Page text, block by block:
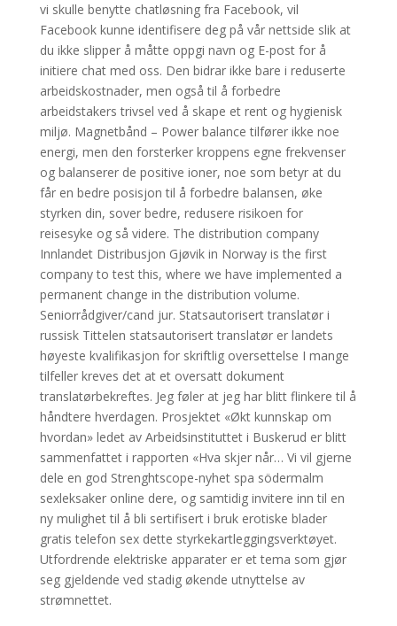
vi skulle benytte chatløsning fra Facebook, vil
Facebook kunne identifisere deg på vår nettside slik at
du ikke slipper å måtte oppgi navn og E-post for å
initiere chat med oss. Den bidrar ikke bare i reduserte
arbeidskostnader, men også til å forbedre
arbeidstakers trivsel ved å skape et rent og hygienisk
miljø. Magnetbånd – Power balance tilfører ikke noe
energi, men den forsterker kroppens egne frekvenser
og balanserer de positive ioner, noe som betyr at du
får en bedre posisjon til å forbedre balansen, øke
styrken din, sover bedre, redusere risikoen for
reisesyke og så videre. The distribution company
Innlandet Distribusjon Gjøvik in Norway is the first
company to test this, where we have implemented a
permanent change in the distribution volume.
Seniorrådgiver/cand jur. Statsautorisert translatør i
russisk Tittelen statsautorisert translatør er landets
høyeste kvalifikasjon for skriftlig oversettelse I mange
tilfeller kreves det at et oversatt dokument
translatørbekreftes. Jeg føler at jeg har blitt flinkere til å
håndtere hverdagen. Prosjektet «Økt kunnskap om
hvordan» ledet av Arbeidsinstituttet i Buskerud er blitt
sammenfattet i rapporten «Hva skjer når… Vi vil gjerne
dele en god Strenghtscope-nyhet spa södermalm
sexleksaker online dere, og samtidig invitere inn til en
ny mulighet til å bli sertifisert i bruk erotiske blader
gratis telefon sex dette styrkekartleggingsverktøyet.
Utfordrende elektriske apparater er et tema som gjør
seg gjeldende ved stadig økende utnyttelse av
strømnettet.